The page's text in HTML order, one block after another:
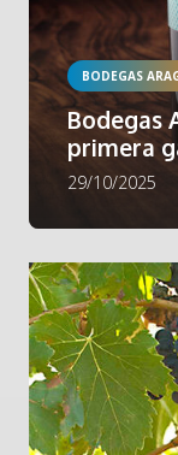
BODEGAS
Bodegas
primera
29/10/2025